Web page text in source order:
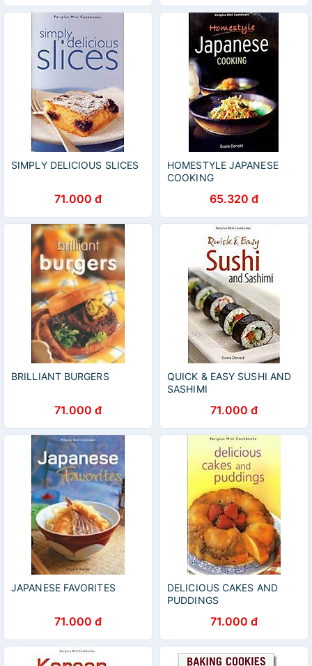
SIMPLY DELICIOUS SLICES
71.000 đ
HOMESTYLE JAPANESE
COOKING
65.320 đ
BRILLIANT BURGERS
71.000 đ
QUICK & EASY SUSHI AND
SASHIMI
71.000 đ
JAPANESE FAVORITES
71.000 đ
DELICIOUS CAKES AND
PUDDINGS
71.000 đ